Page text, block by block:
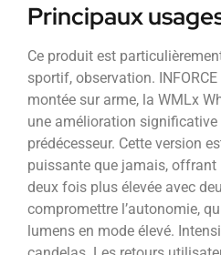
Principaux
Ce produit est
sportif, observation.
montée sur arme, la WMLx
une amélioration significative
prédécesseur. Cette version
puissante que jamais,
deux fois plus élevée avec
compromettre l’autonomie,
lumens en mode élevé.